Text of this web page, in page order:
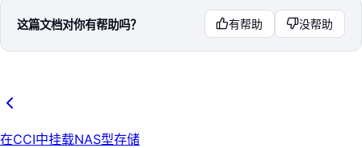
这篇文档对你有帮助吗？ 有帮助 没帮助
在CCI中挂载NAS型存储